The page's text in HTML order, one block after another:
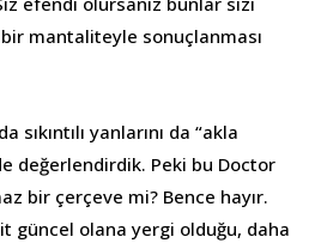
mantaliteyle sonuçlanması
sıkıntılı yanlarını da “akla
değerlendirdik. Peki bu Doctor
bir çerçeve mi? Bence hayır.
güncel olana yergi olduğu, daha